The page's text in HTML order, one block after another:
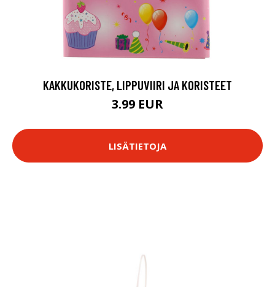
KAKKUKORISTE, LIPPUVIIRI JA KORISTEET
3.99 EUR
LISÄTIETOJA